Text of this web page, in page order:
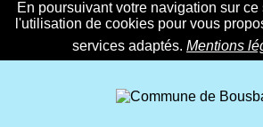
En poursuivant votre navigation sur
l'utilisation de cookies pour vous
services adaptés. Mentions